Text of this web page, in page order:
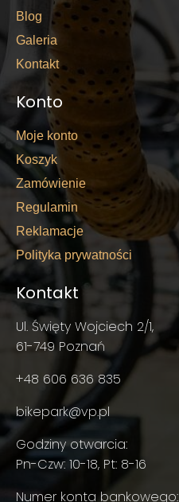
Blog
Galeria
Kontakt
Konto
Moje konto
Koszyk
Zamówienie
Regulamin
Reklamacje
Polityka prywatności
Kontakt
Ul. Święty Wojciech 2/1,
61-749 Poznań
+48 606 636 835
bikepark@vp.pl
Godziny otwarcia:
Pn-Czw: 10-18, Pt: 8-16
Numer konta bankowego: